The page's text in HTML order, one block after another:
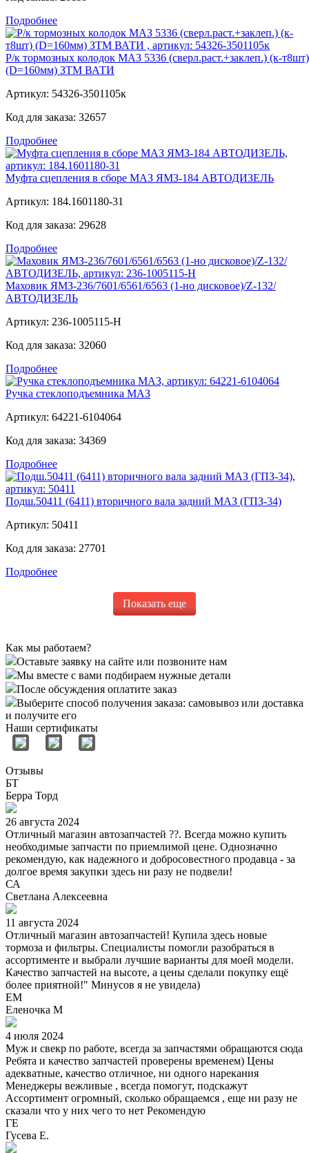
Подробнее
Р/к тормозных колодок МАЗ 5336 (сверл.раст.+заклеп.) (к-т8шт)
(D=160мм) ЗТМ ВАТИ
Артикул: 54326-3501105к
Код для заказа: 32657
Подробнее
Муфта сцепления в сборе МАЗ ЯМЗ-184 АВТОДИЗЕЛЬ
Артикул: 184.1601180-31
Код для заказа: 29628
Подробнее
Маховик ЯМЗ-236/7601/6561/6563 (1-но дисковое)/Z-132/
АВТОДИЗЕЛЬ
Артикул: 236-1005115-Н
Код для заказа: 32060
Подробнее
Ручка стеклоподъемника МАЗ
Артикул: 64221-6104064
Код для заказа: 34369
Подробнее
Подш.50411 (6411) вторичного вала задний МАЗ (ГПЗ-34)
Артикул: 50411
Код для заказа: 27701
Подробнее
Показать еще
Как мы работаем?
Оставьте заявку на сайте или позвоните нам
Мы вместе с вами подбираем нужные детали
После обсуждения оплатите заказ
Выберите способ получения заказа: самовывоз или доставка
и получите его
Наши сертификаты
Отзывы
БТ
Берра Торд
26 августа 2024
Отличный магазин автозапчастей ??. Всегда можно купить
необходимые запчасти по приемлимой цене. Однозначно
рекомендую, как надежного и добросовестного продавца - за
долгое время закупки здесь ни разу не подвели!
СА
Светлана Алексеевна
11 августа 2024
Отличный магазин автозапчастей! Купила здесь новые
тормоза и фильтры. Специалисты помогли разобраться в
ассортименте и выбрали лучшие варианты для моей модели.
Качество запчастей на высоте, а цены сделали покупку ещё
более приятной!" Минусов я не увидела)
ЕМ
Еленочка М
4 июля 2024
Муж и свекр по работе, всегда за запчастями обращаются сюда
Ребята и качество запчастей проверены временем) Цены
адекватные, качество отличное, ни одного нарекания
Менеджеры вежливые , всегда помогут, подскажут
Ассортимент огромный, сколько обращаемся , еще ни разу не
сказали что у них чего то нет Рекомендую
ГЕ
Гусева Е.